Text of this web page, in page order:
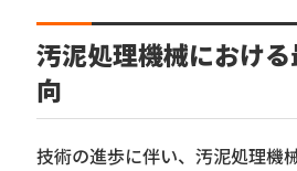
汚泥処理機械におけ
向
技術の進歩に伴い、汚泥処理機